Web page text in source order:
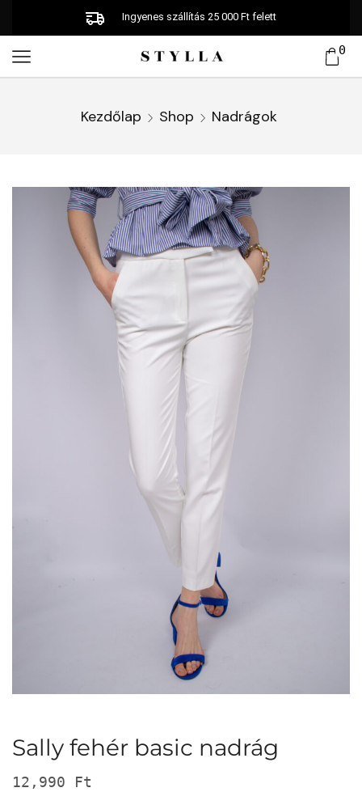
Ingyenes szállítás 25 000 Ft felett
0
Kezdőlap Shop Nadrágok
Sally fehér basic nadrág
12,990 Ft